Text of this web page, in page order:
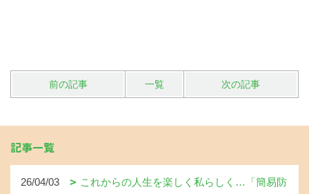
前の記事 一覧 次の記事
記事一覧
26/04/03
これからの人生を楽しく私らしく…「簡易防